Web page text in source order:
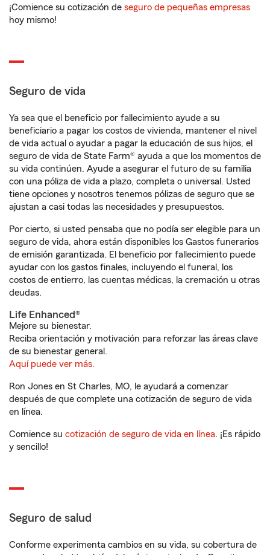
¡Comience su cotización de seguro de pequeñas empresas
hoy mismo!
Seguro de vida
Ya sea que el beneficio por fallecimiento ayude a su
beneficiario a pagar los costos de vivienda, mantener el nivel
de vida actual o ayudar a pagar la educación de sus hijos, el
seguro de vida de State Farm® ayuda a que los momentos de
su vida continúen. Ayude a asegurar el futuro de su familia
con una póliza de vida a plazo, completa o universal. Usted
tiene opciones y nosotros tenemos pólizas de seguro que se
ajustan a casi todas las necesidades y presupuestos.
Por cierto, si usted pensaba que no podía ser elegible para un
seguro de vida, ahora están disponibles los Gastos funerarios
de emisión garantizada. El beneficio por fallecimiento puede
ayudar con los gastos finales, incluyendo el funeral, los
costos de entierro, las cuentas médicas, la cremación u otras
deudas.
Life Enhanced®
Mejore su bienestar.
Reciba orientación y motivación para reforzar las áreas clave
de su bienestar general.
Aquí puede ver más.
Ron Jones en St Charles, MO, le ayudará a comenzar
después de que complete una cotización de seguro de vida
en línea.
Comience su cotización de seguro de vida en línea. ¡Es rápido
y sencillo!
Seguro de salud
Conforme experimenta cambios en su vida, su cobertura de